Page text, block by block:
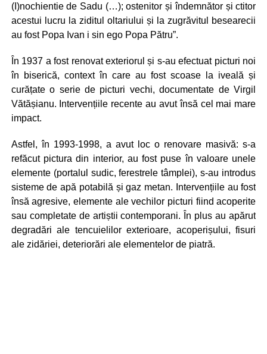
(I)nochientie de Sadu (…); ostenitor și îndemnător și ctitor
acestui lucru la ziditul oltariului și la zugrăvitul besearecii
au fost Popa Ivan i sin ego Popa Pătru”.
În 1937 a fost renovat exteriorul și s-au efectuat picturi noi
în biserică, context în care au fost scoase la iveală și
curățate o serie de picturi vechi, documentate de Virgil
Vătășianu. Intervențiile recente au avut însă cel mai mare
impact.
Astfel, în 1993-1998, a avut loc o renovare masivă: s-a
refăcut pictura din interior, au fost puse în valoare unele
elemente (portalul sudic, ferestrele tâmplei), s-au introdus
sisteme de apă potabilă și gaz metan. Intervențiile au fost
însă agresive, elemente ale vechilor picturi fiind acoperite
sau completate de artiștii contemporani. În plus au apărut
degradări ale tencuielilor exterioare, acoperișului, fisuri
ale zidăriei, deteriorări ale elementelor de piatră.